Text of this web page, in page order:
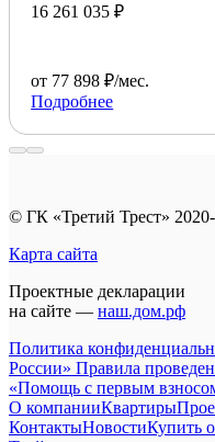
16 261 035 ₽
от 77 898 ₽/мес.
Подробнее
© ГК «Третий Трест»
Карта сайта
Проектные декларации
на сайте — наш.дом.рф
Политика
России» Правила
«Помощь с первым
О компанииКвартиры
КонтактыНовостиКупить